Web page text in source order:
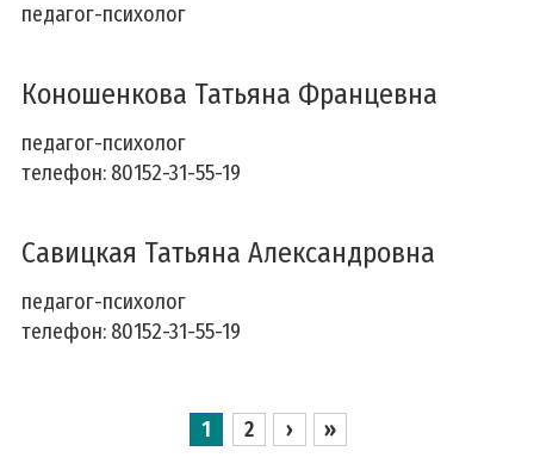
педагог-психолог
Коношенкова Татьяна Францевна
педагог-психолог
телефон: 80152-31-55-19
Савицкая Татьяна Александровна
педагог-психолог
телефон: 80152-31-55-19
1 2 › »